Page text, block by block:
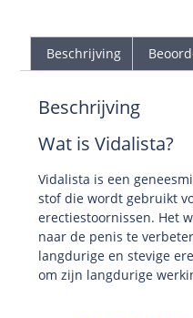
Beschrijving
Beschrijving
Wat is Vidalista?
Vidalista is een
stof die wordt gebruikt
erectiestoornissen. Het
naar de penis te
langdurige en stevige
om zijn langdurige